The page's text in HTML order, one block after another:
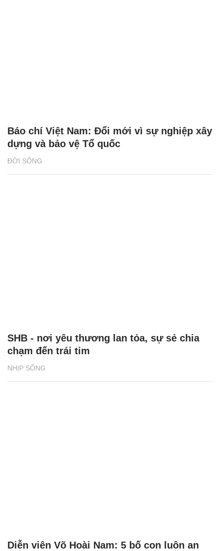
ĐỜI SỐNG
Báo chí Việt Nam: Đổi mới vì sự nghiệp xây
dựng và bảo vệ Tổ quốc
NHỊP SỐNG
SHB - nơi yêu thương lan tỏa, sự sẻ chia
chạm đến trái tim
Diễn viên Võ Hoài Nam: 5 bố con luôn an